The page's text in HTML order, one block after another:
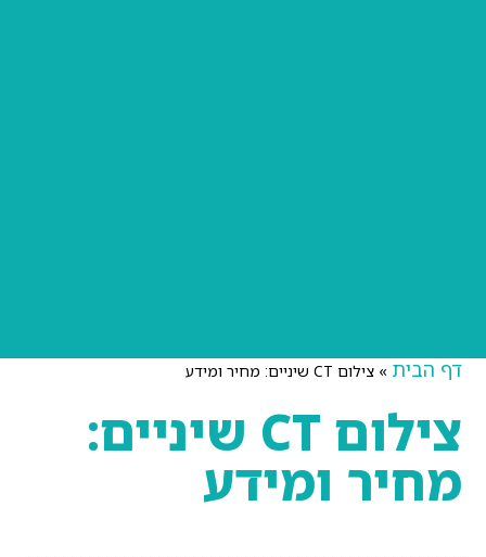
דף הבית »צילום CT שיניים: מחיר ומידע
צילום CT שיניים:
מחיר ומידע